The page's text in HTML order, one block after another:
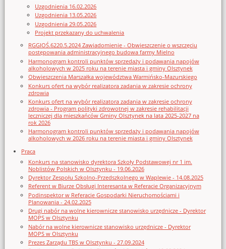
Uzgodnienia 16.02.2026
Uzgodnienia 13.05.2026
Uzgodnienia 29.05.2026
Projekt przekazany do uchwalenia
RGGIOŚ.6220.5.2024 Zawiadomienie - Obwieszczenie o wszczęciu
postępowania administracyjnego budowa farmy Mielno
Harmonogram kontroli punktów sprzedaży i podawania napojów
alkoholowych w 2025 roku na terenie miasta i gminy Olsztynek
Obwieszczenia Marszałka województwa Warmińsko-Mazurskiego
Konkurs ofert na wybór realizatora zadania w zakresie ochrony
zdrowia
Konkurs ofert na wybór realizatora zadania w zakresie ochrony
zdrowia - Program polityki zdrowotnej w zakresie rehabilitacji
leczniczej dla mieszkańców Gminy Olsztynek na lata 2025-2027 na
rok 2026
Harmonogram kontroli punktów sprzedaży i podawania napojów
alkoholowych w 2026 roku na terenie miasta i gminy Olsztynek
Praca
Konkurs na stanowisko dyrektora Szkoły Podstawowej nr 1 im.
Noblistów Polskich w Olsztynku - 19.06.2026
Dyrektor Zespołu Szkolno-Przedszkolnego w Waplewie - 14.08.2025
Referent w Biurze Obsługi Interesanta w Referacie Organizacyjnym
Podinspektor w Referacie Gospodarki Nieruchomościami i
Planowania - 24.02.2025
Drugi nabór na wolne kierownicze stanowisko urzędnicze - Dyrektor
MOPS w Olsztynku
Nabór na wolne kierownicze stanowisko urzędnicze - Dyrektor
MOPS w Olsztynku
Prezes Zarządu TBS w Olsztynku - 27.09.2024